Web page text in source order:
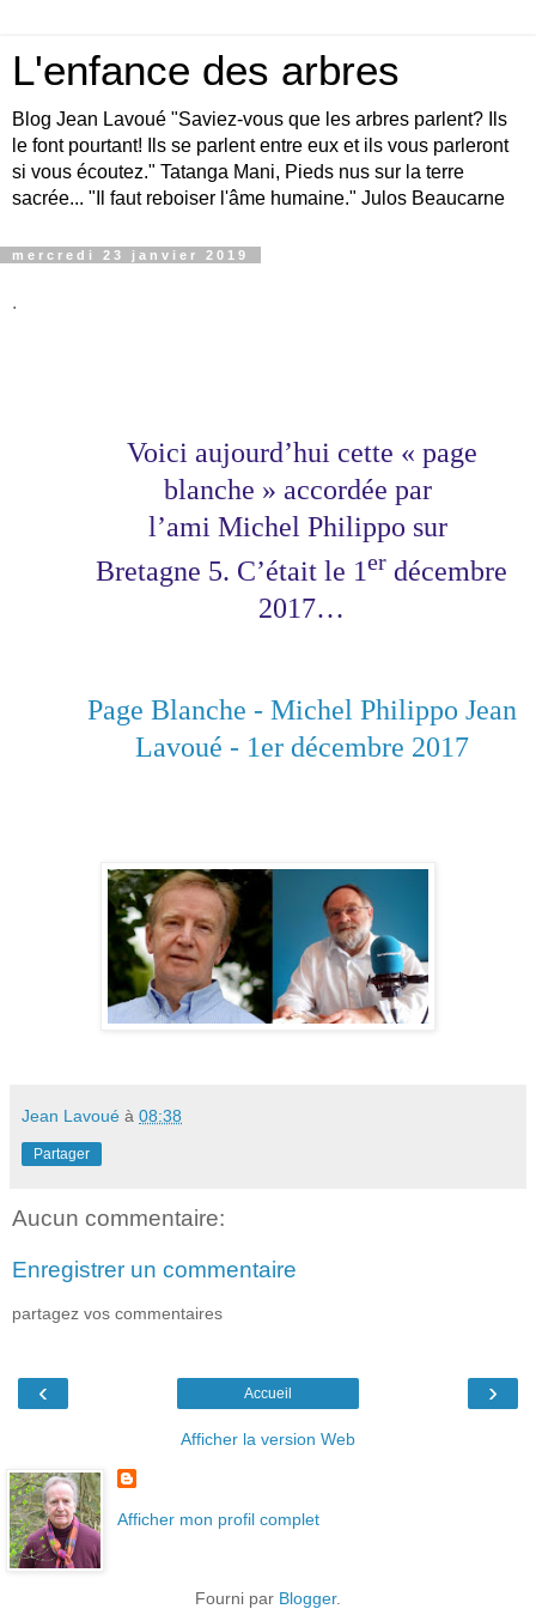
L'enfance des arbres
Blog Jean Lavoué "Saviez-vous que les arbres parlent? Ils
le font pourtant! Ils se parlent entre eux et ils vous parleront
si vous écoutez." Tatanga Mani, Pieds nus sur la terre
sacrée... "Il faut reboiser l'âme humaine." Julos Beaucarne
mercredi 23 janvier 2019
.
Voici aujourd’hui cette « page
blanche » accordée par
l’ami Michel Philippo sur
Bretagne 5. C’était le 1er décembre
2017…
Page Blanche - Michel Philippo Jean
Lavoué - 1er décembre 2017
Jean Lavoué à 08:38
Partager
Aucun commentaire:
Enregistrer un commentaire
partagez vos commentaires
‹ ›
Accueil
Afficher la version Web
Afficher mon profil complet
Fourni par Blogger.